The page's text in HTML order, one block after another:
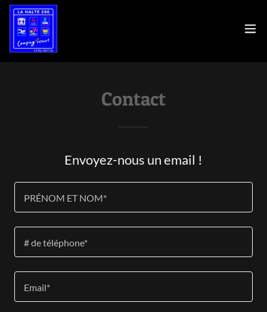
Contact
Envoyez-nous un email !
PRÉNOM ET NOM*
# de téléphone*
Email*